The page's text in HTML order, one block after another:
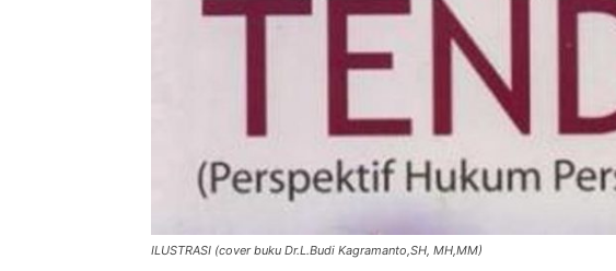
ILUSTRASI (cover buku Dr.L.Budi Kagramanto,SH, MH,MM)